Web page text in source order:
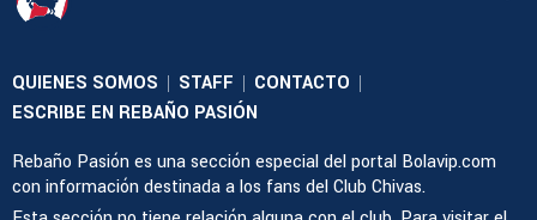
QUIENES SOMOS | STAFF | CONTACTO |
ESCRIBE EN REBAÑO PASIÓN
Rebaño Pasión es una sección especial del portal Bolavip.com
con información destinada a los fans del Club Chivas.